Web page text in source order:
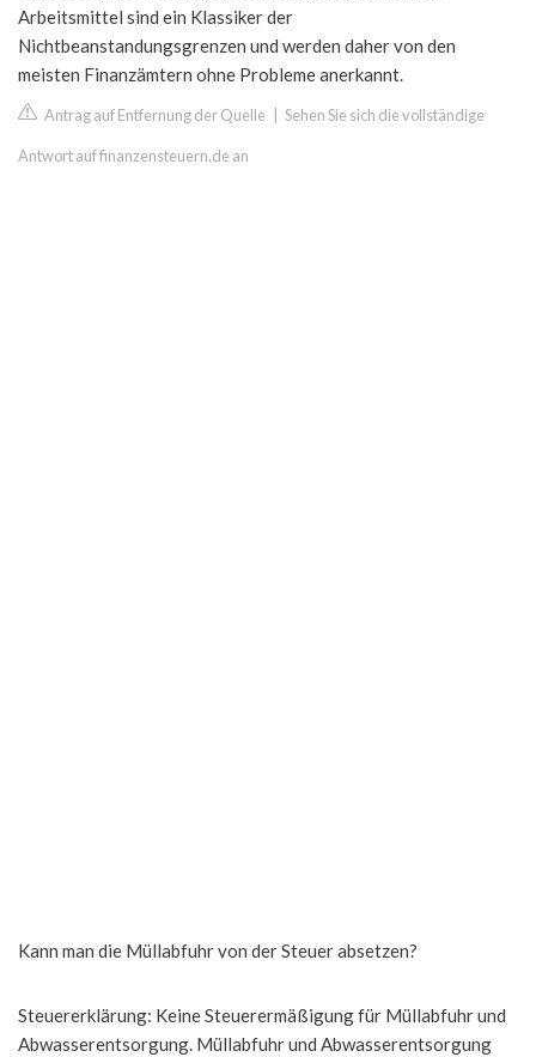
Arbeitsmittel sind ein Klassiker der
Nichtbeanstandungsgrenzen und werden daher von den
meisten Finanzämtern ohne Probleme anerkannt.
Antrag auf Entfernung der Quelle Sehen Sie sich die vollständige
Antwort auf finanzensteuern.de an
Kann man die Müllabfuhr von der Steuer absetzen?
Steuererklärung: Keine Steuerermäßigung für Müllabfuhr und
Abwasserentsorgung. Müllabfuhr und Abwasserentsorgung